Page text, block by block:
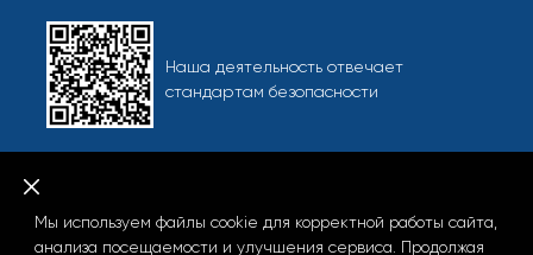
Наша деятельность отвечает
стандартам безопасности
При использовании любых материалов сайта, включая
фотографии и тексты, активная ссылка на info.starliner.ru
Мы используем файлы cookie для корректной работы сайта,
анализа посещаемости и улучшения сервиса. Продолжая